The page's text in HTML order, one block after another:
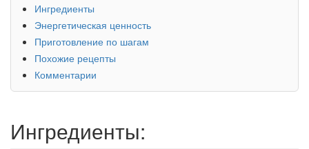
Ингредиенты
Энергетическая ценность
Приготовление по шагам
Похожие рецепты
Комментарии
Ингредиенты: